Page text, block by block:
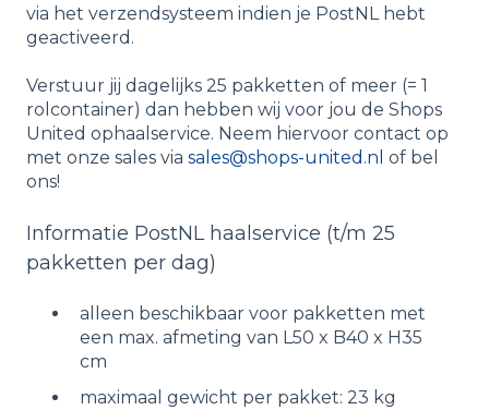
via het verzendsysteem indien je PostNL hebt
geactiveerd.
Verstuur jij dagelijks 25 pakketten of meer (= 1
rolcontainer) dan hebben wij voor jou de Shops
United ophaalservice. Neem hiervoor contact op
met onze sales via sales@shops-united.nl of bel
ons!
Informatie PostNL haalservice (t/m 25
pakketten per dag)
alleen beschikbaar voor pakketten met
een max. afmeting van L50 x B40 x H35
cm
maximaal gewicht per pakket: 23 kg